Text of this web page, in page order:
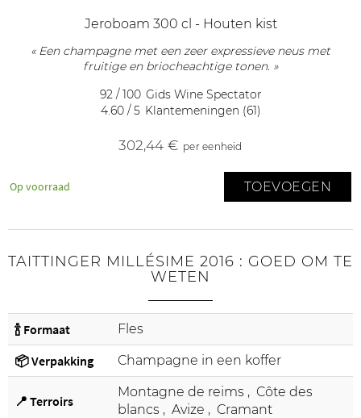
Jeroboam 300 cl - Houten kist
« Een champagne met een zeer expressieve neus met
fruitige en briocheachtige tonen. »
92 / 100 Gids Wine Spectator
4.60 / 5 Klantemeningen (61)
302,44 € per eenheid
Op voorraad TOEVOEGEN
TAITTINGER MILLÉSIME 2016 : GOED OM TE
WETEN
🍾 Formaat Fles
📦 Verpakking Champagne in een koffer
📍 Terroirs
Montagne de reims , Côte des
blancs , Avize , Cramant